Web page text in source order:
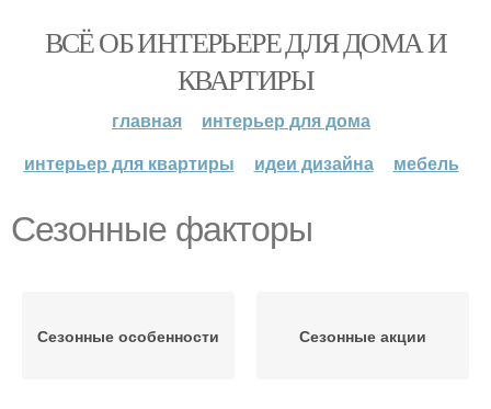
ВСЁ ОБ ИНТЕРЬЕРЕ ДЛЯ ДОМА И
КВАРТИРЫ
главная
интерьер для дома
интерьер для квартиры
идеи дизайна мебель
Сезонные факторы
Сезонные особенности Сезонные акции